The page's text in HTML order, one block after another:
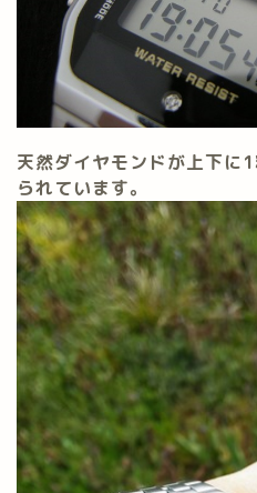
天然ダイヤモンドが上下に
られています。